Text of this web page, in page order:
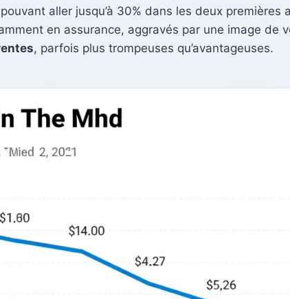
aller jusqu’à 30% dans les deux premières
en assurance, aggravés par une image de
, parfois plus trompeuses qu’avantageuses.